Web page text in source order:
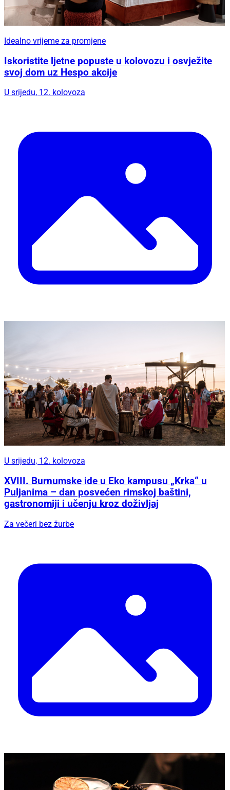
Idealno vrijeme za promjene
Iskoristite ljetne popuste u kolovozu i osvježite
svoj dom uz Hespo akcije
U srijedu, 12. kolovoza
U srijedu, 12. kolovoza
XVIII. Burnumske ide u Eko kampusu „Krka“ u
Puljanima – dan posvećen rimskoj baštini,
gastronomiji i učenju kroz doživljaj
Za večeri bez žurbe